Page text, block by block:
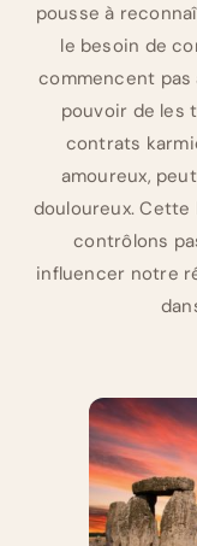
pousse à
le besoin de
commencent pas
pouvoir de les
contrats
amoureux,
douloureux. Cette
contrôlons
influencer notre